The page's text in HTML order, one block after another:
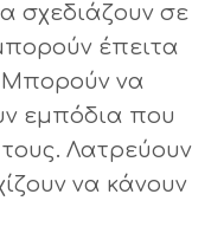
σχεδιάζουν σε
έπειτα
Μπορούν να
εμπόδια που
Λατρεύουν
να κάνουν